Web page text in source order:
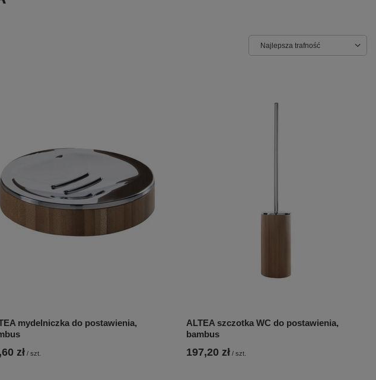
Najlepsza trafność
mydelniczka do postawienia,
zł / szt.
ALTEA szczotka WC do postawienia,
bambus
197,20 zł / szt.